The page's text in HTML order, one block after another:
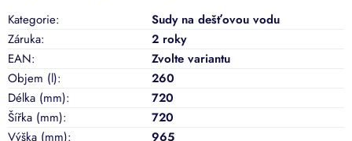
Kategorie:
Sudy na dešťovou vodu
Záruka:
2 roky
EAN:
Zvolte variantu
Objem (l):
260
Délka (mm):
720
Šířka (mm):
720
Výška (mm):
965